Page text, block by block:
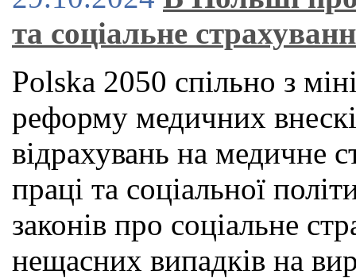
та соціальне
Polska 2050 спільно з
реформу медичних
відрахувань на медичне
праці та соціальної
законів про соціальне
нещасних випадків на